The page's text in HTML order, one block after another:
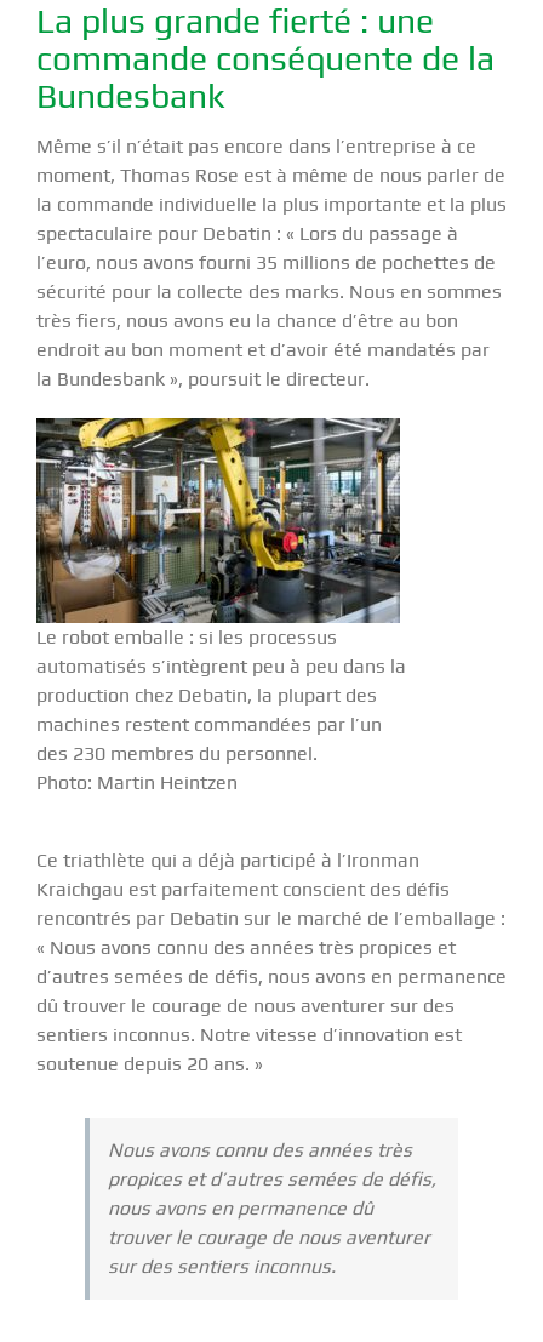
La plus grande fierté : une
commande conséquente de la
Bundesbank
Même s’il n’était pas encore dans l’entreprise à ce
moment, Thomas Rose est à même de nous parler de
la commande individuelle la plus importante et la plus
spectaculaire pour Debatin : « Lors du passage à
l’euro, nous avons fourni 35 millions de pochettes de
sécurité pour la collecte des marks. Nous en sommes
très fiers, nous avons eu la chance d’être au bon
endroit au bon moment et d’avoir été mandatés par
la Bundesbank », poursuit le directeur.
Le robot emballe : si les processus
automatisés s’intègrent peu à peu dans la
production chez Debatin, la plupart des
machines restent commandées par l’un
des 230 membres du personnel.
Photo: Martin Heintzen
Ce triathlète qui a déjà participé à l’Ironman
Kraichgau est parfaitement conscient des défis
rencontrés par Debatin sur le marché de l’emballage :
« Nous avons connu des années très propices et
d’autres semées de défis, nous avons en permanence
dû trouver le courage de nous aventurer sur des
sentiers inconnus. Notre vitesse d’innovation est
soutenue depuis 20 ans. »
Nous avons connu des années très
propices et d’autres semées de défis,
nous avons en permanence dû
trouver le courage de nous aventurer
sur des sentiers inconnus.